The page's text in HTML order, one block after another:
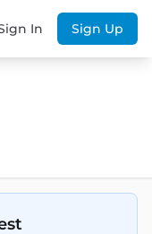
In Sign Up